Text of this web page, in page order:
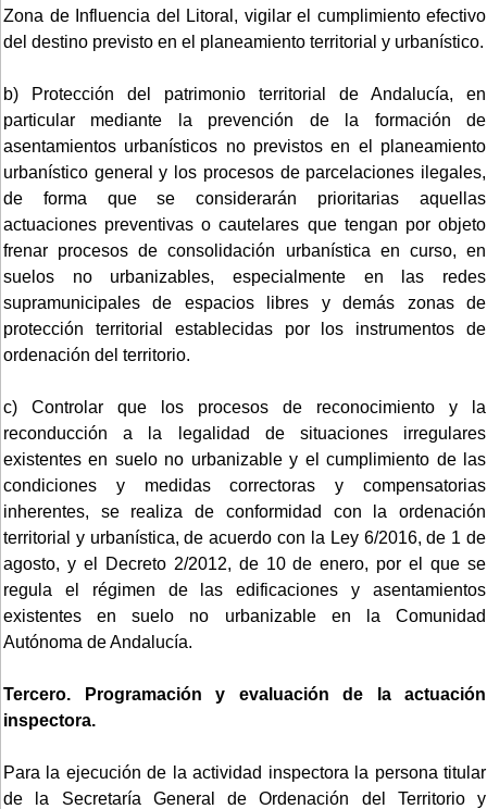
Zona de Influencia del Litoral, vigilar el cumplimiento efectivo
del destino previsto en el planeamiento territorial y urbanístico.
b) Protección del patrimonio territorial de Andalucía, en
particular mediante la prevención de la formación de
asentamientos urbanísticos no previstos en el planeamiento
urbanístico general y los procesos de parcelaciones ilegales,
de forma que se considerarán prioritarias aquellas
actuaciones preventivas o cautelares que tengan por objeto
frenar procesos de consolidación urbanística en curso, en
suelos no urbanizables, especialmente en las redes
supramunicipales de espacios libres y demás zonas de
protección territorial establecidas por los instrumentos de
ordenación del territorio.
c) Controlar que los procesos de reconocimiento y la
reconducción a la legalidad de situaciones irregulares
existentes en suelo no urbanizable y el cumplimiento de las
condiciones y medidas correctoras y compensatorias
inherentes, se realiza de conformidad con la ordenación
territorial y urbanística, de acuerdo con la Ley 6/2016, de 1 de
agosto, y el Decreto 2/2012, de 10 de enero, por el que se
regula el régimen de las edificaciones y asentamientos
existentes en suelo no urbanizable en la Comunidad
Autónoma de Andalucía.
Tercero. Programación y evaluación de la actuación
inspectora.
Para la ejecución de la actividad inspectora la persona titular
de la Secretaría General de Ordenación del Territorio y